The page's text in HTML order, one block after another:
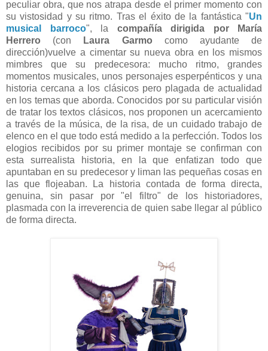
peculiar obra, que nos atrapa desde el primer momento con
su vistosidad y su ritmo. Tras el éxito de la fantástica "Un
musical barroco", la compañía dirigida por María
Herrero (con Laura Garmo como ayudante de
dirección)vuelve a cimentar su nueva obra en los mismos
mimbres que su predecesora: mucho ritmo, grandes
momentos musicales, unos personajes esperpénticos y una
historia cercana a los clásicos pero plagada de actualidad
en los temas que aborda. Conocidos por su particular visión
de tratar los textos clásicos, nos proponen un acercamiento
a través de la música, de la risa, de un cuidado trabajo de
elenco en el que todo está medido a la perfección. Todos los
elogios recibidos por su primer montaje se confirman con
esta surrealista historia, en la que enfatizan todo que
apuntaban en su predecesor y liman las pequeñas cosas en
las que flojeaban. La historia contada de forma directa,
genuina, sin pasar por "el filtro" de los historiadores,
plasmada con la irreverencia de quien sabe llegar al público
de forma directa.